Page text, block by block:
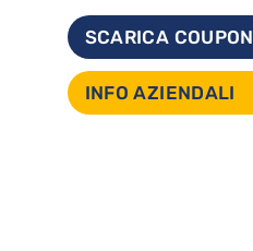
SCARICA COUPON
INFO AZIENDALI